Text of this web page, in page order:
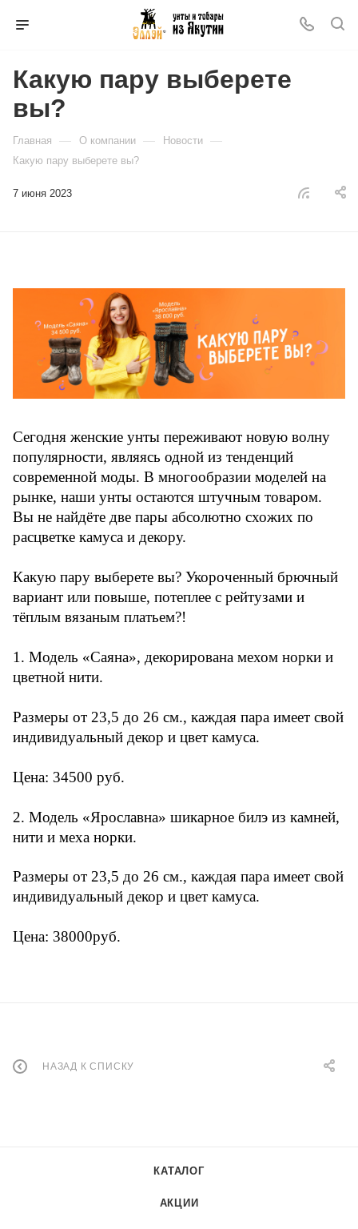
Какую пару выберете
вы?
Главная — О компании — Новости —
Какую пару выберете вы?
7 июня 2023
Сегодня женские унты переживают новую волну
популярности, являясь одной из тенденций
современной моды. В многообразии моделей на
рынке, наши унты остаются штучным товаром.
Вы не найдёте две пары абсолютно схожих по
расцветке камуса и декору.
Какую пару выберете вы? Укороченный брючный
вариант или повыше, потеплее с рейтузами и
тёплым вязаным платьем?!
1. Модель «Саяна», декорирована мехом норки и
цветной нити.
Размеры от 23,5 до 26 см., каждая пара имеет свой
индивидуальный декор и цвет камуса.
Цена: 34500 руб.
2. Модель «Ярославна» шикарное билэ из камней,
нити и меха норки.
Размеры от 23,5 до 26 см., каждая пара имеет свой
индивидуальный декор и цвет камуса.
Цена: 38000руб.
НАЗАД К СПИСКУ
КАТАЛОГ
АКЦИИ